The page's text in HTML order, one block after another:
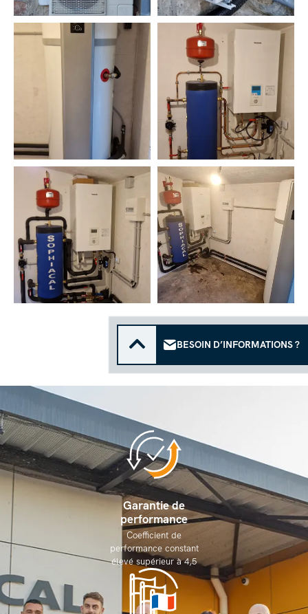
BESOIN D’INFORMATIONS ?
Garantie de
performance
Coefficient de
performance constant
élevé supérieur à 4,5